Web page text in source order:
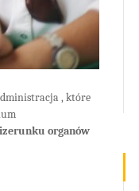
, które
organów